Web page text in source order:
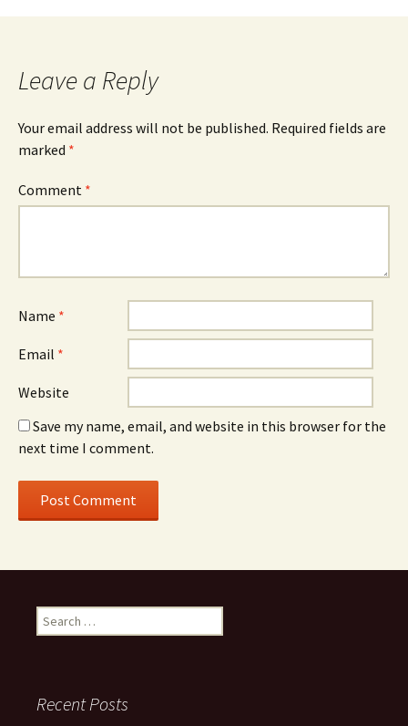
navigation
Leave a Reply
Your email address will not be published. Required fields are
marked *
Comment *
Name *
Email *
Website
Save my name, email, and website in this browser for the
next time I comment.
Search
for:
Recent Posts